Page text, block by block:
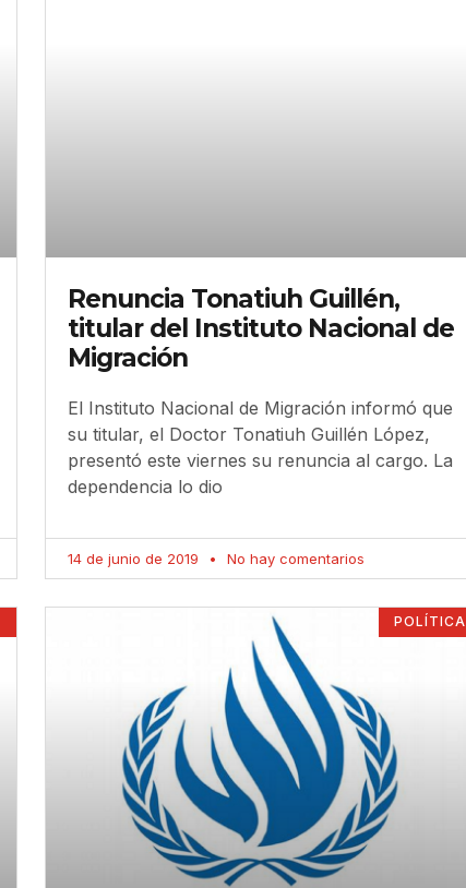
Renuncia Tonatiuh Guillén,
titular del Instituto Nacional de
Migración
El Instituto Nacional de Migración informó que
su titular, el Doctor Tonatiuh Guillén López,
presentó este viernes su renuncia al cargo. La
dependencia lo dio
14 de junio de 2019 No hay comentarios
POLÍTICA